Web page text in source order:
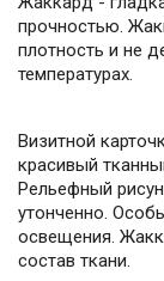
прочностью.
плотность и не
температурах.
Визитной
красивый
Рельефный
утонченно.
освещения.
состав ткани.